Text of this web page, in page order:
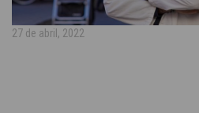
27 de abril, 2022